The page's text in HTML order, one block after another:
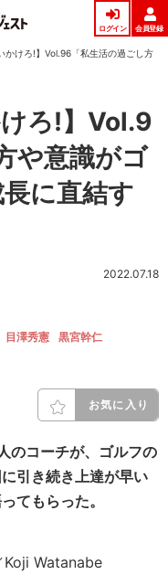
ログイン 会員登録
かけろ!】Vol.96「私生活の過ごし方
けろ!】Vol.9
や意識がゴ
に直結す
2022.07.18
目澤秀憲 黒宮幹仁
お気に入り
のコーチが、ゴルフの
引き続き上達が早い
てもらった。
Watanabe